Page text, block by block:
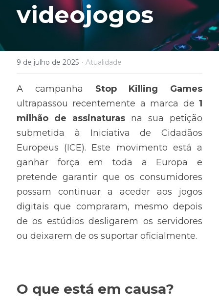
videojogos
9 de julho de 2025 · Atualidade
A campanha Stop Killing Games
ultrapassou recentemente a marca de 1
milhão de assinaturas na sua petição
submetida à Iniciativa de Cidadãos
Europeus (ICE). Este movimento está a
ganhar força em toda a Europa e
pretende garantir que os consumidores
possam continuar a aceder aos jogos
digitais que compraram, mesmo depois
de os estúdios desligarem os servidores
ou deixarem de os suportar oficialmente.
O que está em causa?